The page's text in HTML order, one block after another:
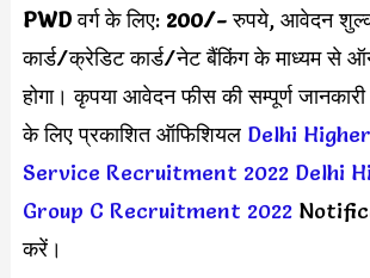
PWD वर्ग के लिए:200/-रुपये, आवेदन
कार्ड/क्रेडिट कार्ड/नेट बैंकिंग के माध्यम से
होगा। कृपया आवेदन फीस की सम्पूर्ण जानकारी
के लिए प्रकाशित ऑफिशियल Delhi
Service Recruitment 2022 Delhi
Group C Recruitment 2022
करें।